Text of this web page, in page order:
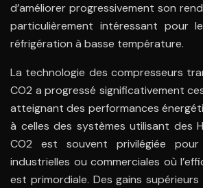
d’améliorer progressivement son
particulièrement intéressant pour
réfrigération à basse température.
La technologie des compresseurs
CO2 a progressé significativement
atteignant des performances
à celles des systèmes utilisant des
CO2 est souvent privilégiée
industrielles ou commerciales où
est primordiale. Des gains